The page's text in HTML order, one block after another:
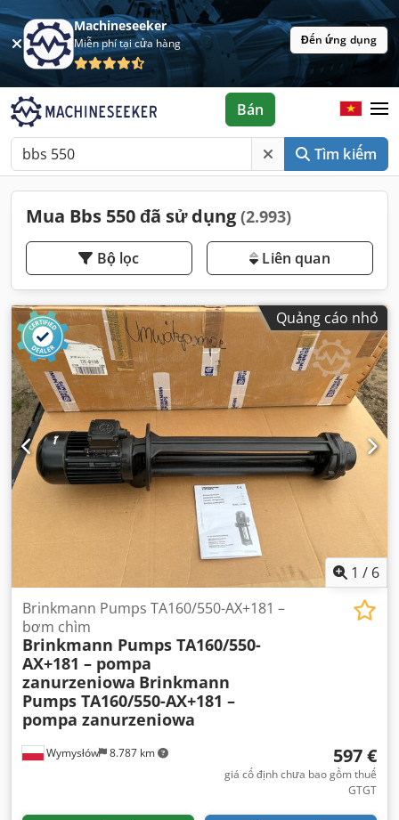
Machineseeker
Miễn phí tại cửa hàng Đến ứng dụng
Tìm kiếm
Bán
Mua Bbs 550 đã sử dụng (2.993)
Bộ lọc Liên quan
Quảng cáo nhỏ
1 / 6
Wymysłów 8.787 km
Brinkmann Pumps TA160/550-AX+181 –
bơm chìm
Brinkmann Pumps TA160/550-
AX+181 – pompa
zanurzeniowa Brinkmann
Pumps TA160/550-AX+181 –
pompa zanurzeniowa
597 €
giá cố định chưa bao gồm thuế
GTGT